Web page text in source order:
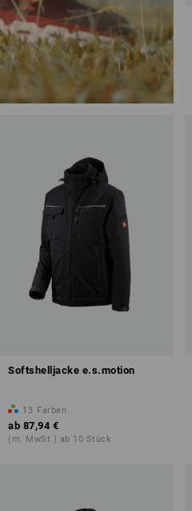
Softshelljacke e.s.motion
13 Farben
ab 87,94 €
(m. MwSt.) ab 10 Stück